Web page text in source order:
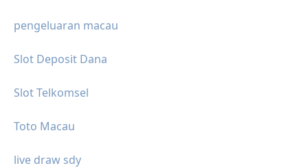
pengeluaran macau
Slot Deposit Dana
Slot Telkomsel
Toto Macau
live draw sdy